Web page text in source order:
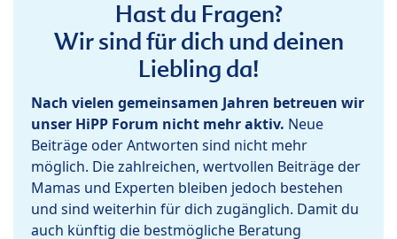
Hast du Fragen?
Wir sind für dich und deinen
Liebling da!
Nach vielen gemeinsamen Jahren betreuen wir
unser HiPP Forum nicht mehr aktiv. Neue
Beiträge oder Antworten sind nicht mehr
möglich. Die zahlreichen, wertvollen Beiträge der
Mamas und Experten bleiben jedoch bestehen
und sind weiterhin für dich zugänglich. Damit du
auch künftig die bestmögliche Beratung